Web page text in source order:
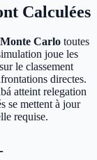
Calculées
Carlo toutes
joue les
le classement
directes.
atteint relegation
se mettent à jour
requise.